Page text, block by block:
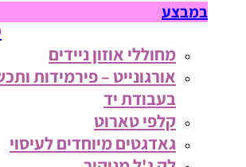
במבצע
מחוללי אוזון ניידים
אורגונייט – פירמידות
בעבודת יד
קלפי טארוט
גאדגטים מיוחדים לעיסוי